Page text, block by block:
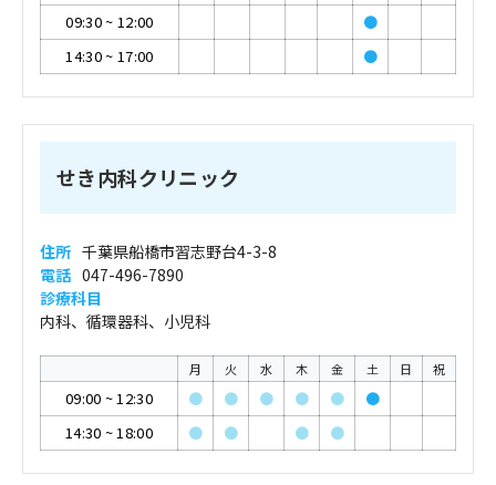
09:30~ 12:00
●
14:30~ 17:00 ●
せき内科クリニック
住所 千葉県船橋市習志野台4-3-8
電話 047-496-7890
診療科目
内科、循環器科、小児科
月 火 水 木 金 土 日 祝
09:00 ~12:30 ● ● ● ● ●
●
14:30 ~18:00 ● ● ● ●